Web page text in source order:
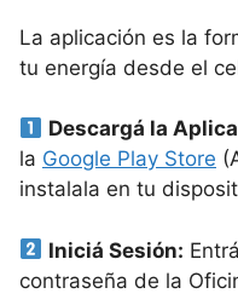
La aplicación es la
tu energía desde el
Descargá la
la Google Play Store
instalala en tu
Iniciá Sesión:
contraseña de la